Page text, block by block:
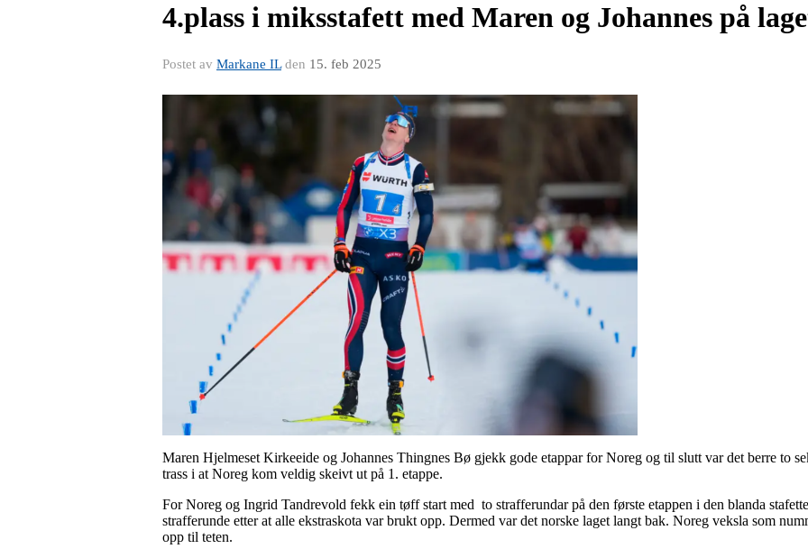
4.plass i miksstafett med Maren og Johannes på
Postet av Markane ILden 15. feb 2025
Maren Hjelmeset Kirkeeide og Johannes Thingnes Bø gjekk gode etappar for Noreg og til slutt var det berre to
trass i at Noreg kom veldig skeivt ut på 1. etappe.
For Noreg og Ingrid Tandrevold fekk ein tøff start med to strafferundar på den første etappen i den blanda
strafferunde etter at alle ekstraskota var brukt opp. Dermed var det norske laget langt bak. Noreg veksla som
opp til teten.